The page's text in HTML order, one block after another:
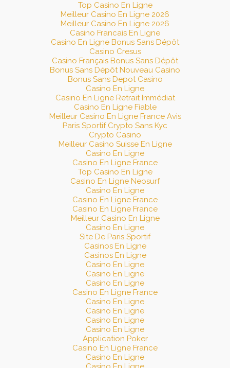
Top Casino En Ligne
Meilleur Casino En Ligne 2026
Meilleur Casino En Ligne 2026
Casino Francais En Ligne
Casino En Ligne Bonus Sans Dépôt
Casino Cresus
Casino Français Bonus Sans Dépôt
Bonus Sans Dépôt Nouveau Casino
Bonus Sans Depot Casino
Casino En Ligne
Casino En Ligne Retrait Immédiat
Casino En Ligne Fiable
Meilleur Casino En Ligne France Avis
Paris Sportif Crypto Sans Kyc
Crypto Casino
Meilleur Casino Suisse En Ligne
Casino En Ligne
Casino En Ligne France
Top Casino En Ligne
Casino En Ligne Neosurf
Casino En Ligne
Casino En Ligne France
Casino En Ligne France
Meilleur Casino En Ligne
Casino En Ligne
Site De Paris Sportif
Casinos En Ligne
Casinos En Ligne
Casino En Ligne
Casino En Ligne
Casino En Ligne
Casino En Ligne France
Casino En Ligne
Casino En Ligne
Casino En Ligne
Casino En Ligne
Application Poker
Casino En Ligne France
Casino En Ligne